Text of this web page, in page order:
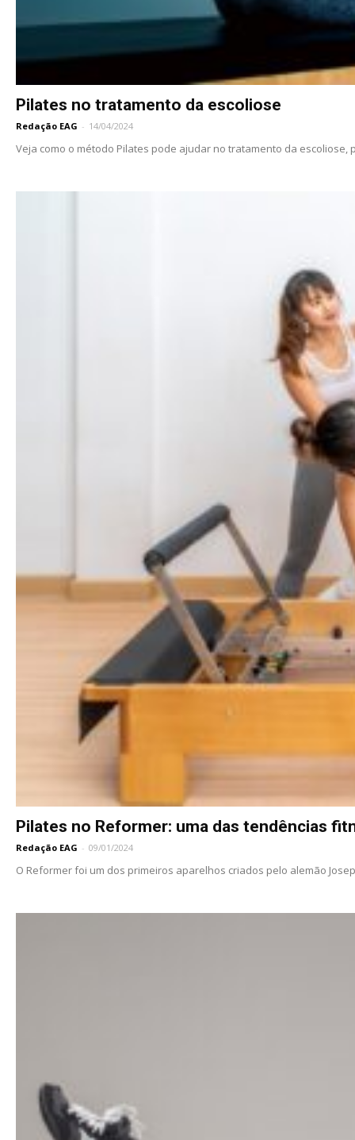
Pilates no tratamento da escoliose
Redação EAG - 14/04/2024
Veja como o método Pilates pode ajudar no tratamento da escoliose,
Pilates no Reformer: uma das tendências
Redação EAG - 09/01/2024
O Reformer foi um dos primeiros aparelhos criados pelo alemão